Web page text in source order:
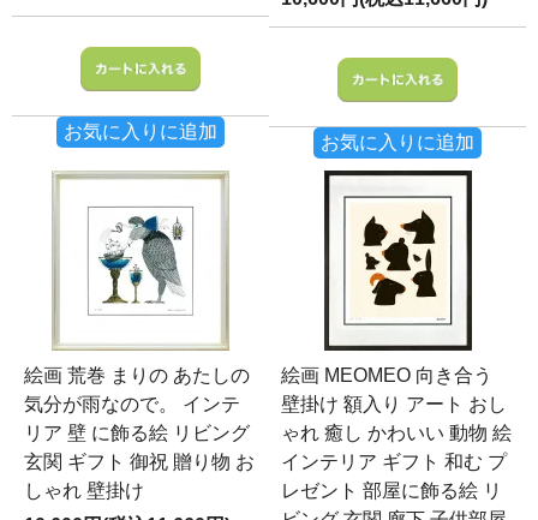
お気に入りに追加
お気に入りに追加
絵画 荒巻 まりの あたしの
気分が雨なので。 インテ
リア 壁 に飾る絵 リビング
玄関 ギフト 御祝 贈り物 お
しゃれ 壁掛け
絵画 MEOMEO 向き合う
壁掛け 額入り アート おし
ゃれ 癒し かわいい 動物 絵
インテリア ギフト 和む プ
レゼント 部屋に飾る絵 リ